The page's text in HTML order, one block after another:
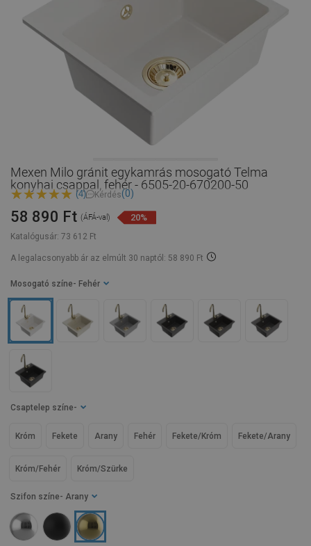
Mexen Milo gránit egykamrás mosogató Telma
konyhai csappal, fehér - 6505-20-670200-50
(4) Kérdés(0)
Katalógusár: 73 612 Ft
58 890 Ft (ÁFÁ-val) 20%
A legalacsonyabb ár az elmúlt 30 naptól: 58 890 Ft
Szifon színe - Arany
Mosogató színe - Fehér
Csaptelep színe-
Arany
Króm Fehér
Fekete Fekete/Arany
Fekete/Króm
Króm/Fehér Króm/Szürke